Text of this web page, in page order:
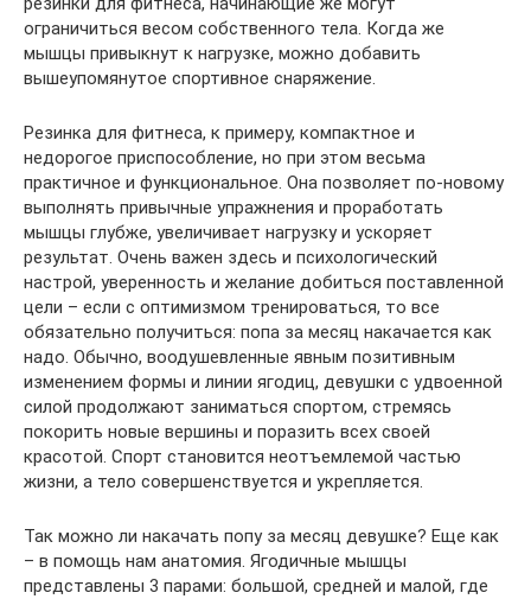
ограничиться весом собственного тела. Когда же
мышцы привыкнут к нагрузке, можно добавить
вышеупомянутое спортивное снаряжение.
Резинка для фитнеса, к примеру, компактное и
недорогое приспособление, но при этом весьма
практичное и функциональное. Она позволяет по-новому
выполнять привычные упражнения и проработать
мышцы глубже, увеличивает нагрузку и ускоряет
результат. Очень важен здесь и психологический
настрой, уверенность и желание добиться поставленной
цели – если с оптимизмом тренироваться, то все
обязательно получиться: попа за месяц накачается как
надо. Обычно, воодушевленные явным позитивным
изменением формы и линии ягодиц, девушки с удвоенной
силой продолжают заниматься спортом, стремясь
покорить новые вершины и поразить всех своей
красотой. Спорт становится неотъемлемой частью
жизни, а тело совершенствуется и укрепляется.
Так можно ли накачать попу за месяц девушке? Еще как
– в помощь нам анатомия. Ягодичные мышцы
представлены 3 парами: большой, средней и малой, где